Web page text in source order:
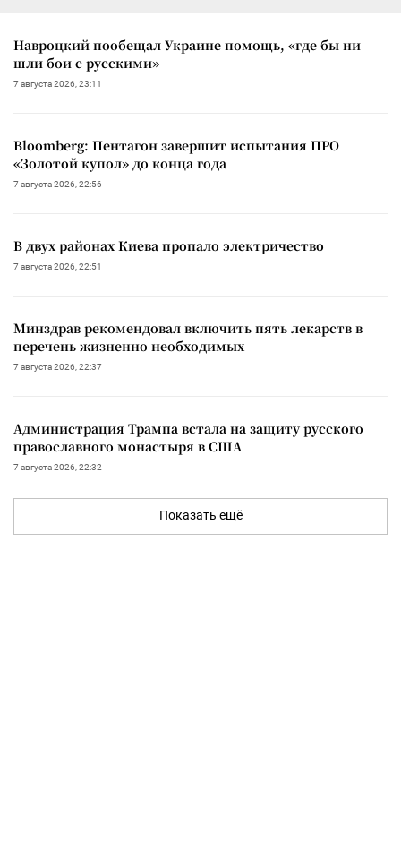
Навроцкий пообещал Украине помощь, «где бы ни
шли бои с русскими»
7 августа 2026, 23:11
Bloomberg: Пентагон завершит испытания ПРО
«Золотой купол» до конца года
7 августа 2026, 22:56
В двух районах Киева пропало электричество
7 августа 2026, 22:51
Минздрав рекомендовал включить пять лекарств в
перечень жизненно необходимых
7 августа 2026, 22:37
Администрация Трампа встала на защиту русского
православного монастыря в США
7 августа 2026, 22:32
Показать ещё